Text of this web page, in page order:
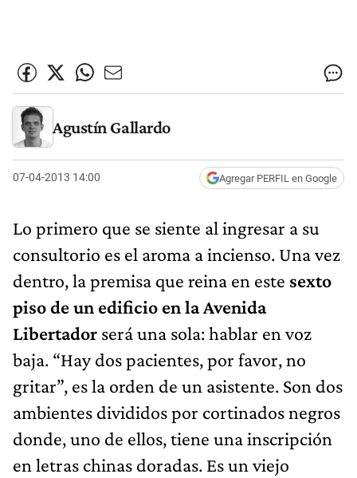
Agustín Gallardo
07-04-2013 14:00 Agregar PERFIL en Google
Lo primero que se siente al ingresar a su
consultorio es el aroma a incienso. Una vez
dentro, la premisa que reina en este sexto
piso de un edificio en la Avenida
Libertador será una sola: hablar en voz
baja. “Hay dos pacientes, por favor, no
gritar”, es la orden de un asistente. Son dos
ambientes divididos por cortinados negros
donde, uno de ellos, tiene una inscripción
en letras chinas doradas. Es un viejo